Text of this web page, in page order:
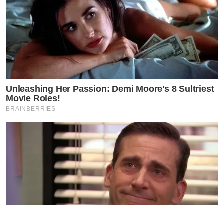
Unleashing Her Passion: Demi Moore's 8 Sultriest
Movie Roles!
BRAINBERRIES